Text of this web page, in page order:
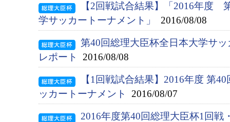
【2回戦試合結果】「2016年度
学サッカートーナメント」
2016/08/08
第40回総理大臣杯全日本大学サ
レポート
2016/08/08
【1回戦試合結果】2016年度 第
ッカートーナメント
2016/08/07
2016年度第40回総理大臣杯1回戦